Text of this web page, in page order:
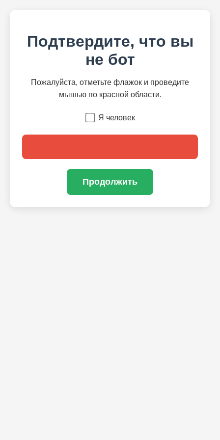
Подтвердите, что вы
не бот
Пожалуйста, отметьте флажок и проведите
мышью по красной области.
Я человек
Продолжить